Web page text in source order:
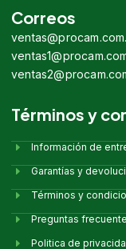
Correos
Términos y
Información de
Garantías y
Términos y
Preguntas
Politica de